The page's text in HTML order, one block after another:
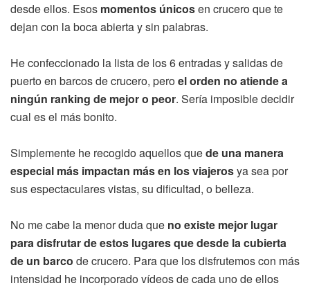
desde ellos. Esos momentos únicosen crucero que te
dejan con la boca abierta y sin palabras.
He confeccionado la lista de los 6 entradas y salidas de
puerto en barcos de crucero, peroel orden no atiende a
ningún ranking de mejor o peor. Sería imposible decidir
cual es el más bonito.
Simplemente he recogido aquellos quede una manera
especial más impactan más en los viajerosya sea por
sus espectaculares vistas, su dificultad, o belleza.
No me cabe la menor duda que no existe mejor lugar
para disfrutar de estos lugares que desde la cubierta
de un barco de crucero. Para que los disfrutemos con más
intensidad he incorporado vídeos de cada uno de ellos